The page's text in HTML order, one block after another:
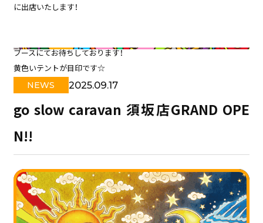
に出店いたします！
ブースにてお待ちしております！
黄色いテントが目印です☆
NEWS 2025.09.17
go slow caravan 須坂店GRAND OPE
N!!